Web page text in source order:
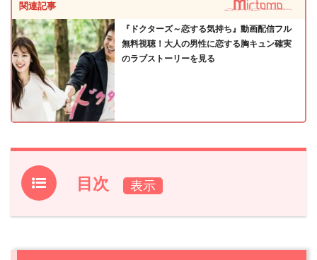
関連記事
『ドクターズ～恋する気持ち』動画配信フル
無料視聴！大人の男性に恋する胸キュン確実
のラブストーリーを見る
目次
1.『ドクターズ～恋する気持ち』キャスト